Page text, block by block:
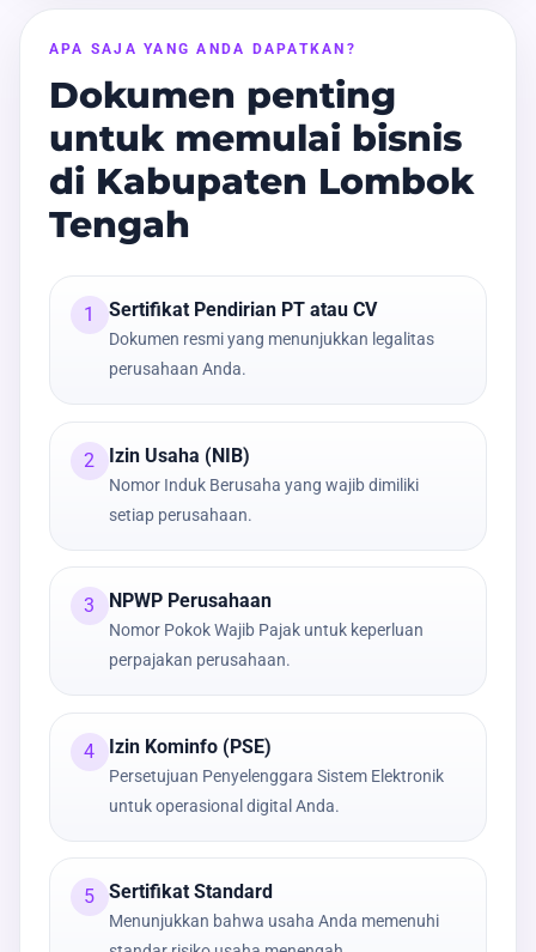
APA SAJA YANG ANDA DAPATKAN?
Dokumen penting
untuk memulai bisnis
di Kabupaten Lombok
Tengah
1 Sertifikat Pendirian PT atau CV
Dokumen resmi yang menunjukkan legalitas
perusahaan Anda.
2 Izin Usaha (NIB)
Nomor Induk Berusaha yang wajib dimiliki
setiap perusahaan.
3 NPWP Perusahaan
Nomor Pokok Wajib Pajak untuk keperluan
perpajakan perusahaan.
4 Izin Kominfo (PSE)
Persetujuan Penyelenggara Sistem Elektronik
untuk operasional digital Anda.
5 Sertifikat Standard
Menunjukkan bahwa usaha Anda memenuhi